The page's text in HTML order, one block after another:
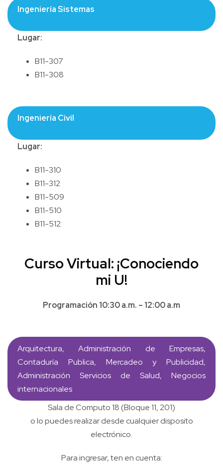
Ingeniería Sistemas
Lugar:
B11-307
B11-308
Ingeniería Civil
Lugar:
B11-310
B11-312
B11-509
B11-510
B11-512
Curso Virtual: ¡Conociendo
mi U!
Programación 10:30 a.m. – 12:00 a.m
Arquitectura, Administración de Empresas,
Contaduría Publica, Mercadeo y Publicidad,
Administración Servicios de Salud, Negocios
internacionales
Sala de Computo 18 (Bloque 11, 201)
o lo puedes realizar desde cualquier disposito
electrónico.
Para ingresar, ten en cuenta: